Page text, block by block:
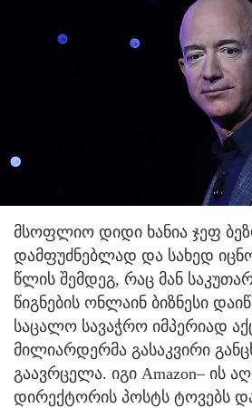
მსოფლიო დიდი ხანია ჯეფ
დამფუძნებლად და სახედ
წლის შემდეგ, რაც მან
წიგნების ონლაინ ბიზნესი
საცალო სავაჭრო იმპერიად
მილიარდერმა გასაკვირი
გაავრცელა. იგი Amazon– ის
დირექტორის პოსტს ტოვებს